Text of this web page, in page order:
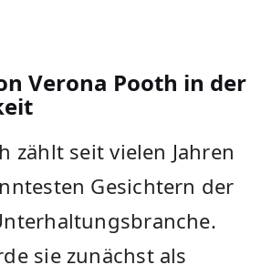
Verona Pooth in der
zählt seit vielen Jahren
Gesichtern der
sie zunächst als